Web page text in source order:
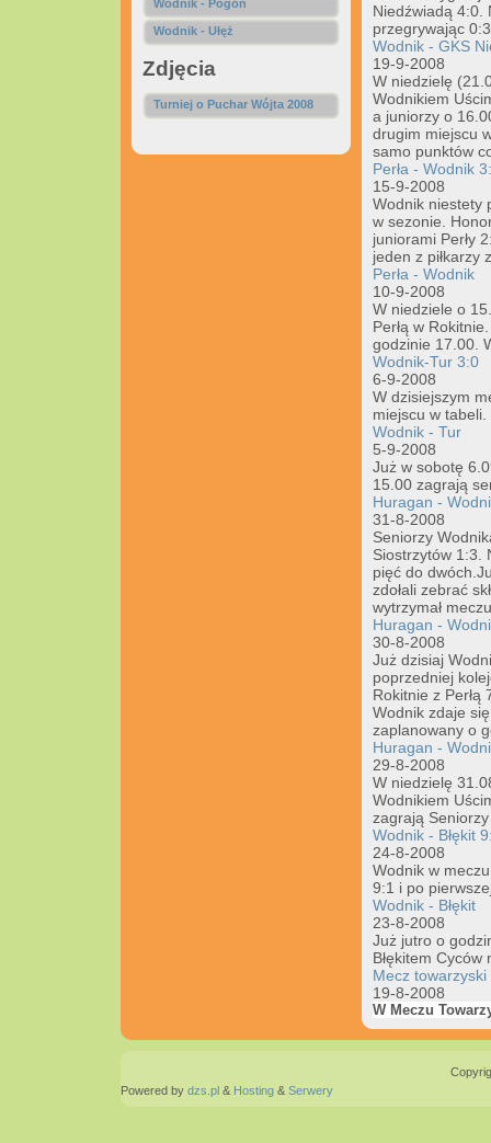
Wodnik - Pogoń
Wodnik - Ułęż
Zdjęcia
Turniej o Puchar Wójta 2008
Niedźwiadą 4:0.
przegrywając 0:3
Wodnik - GKS
19-9-2008
W niedzielę
Wodnikiem
a juniorzy o
drugim miejscu
samo punktów
Perła - Wodnik
15-9-2008
Wodnik niestety
w sezonie.
juniorami Perły
jeden z piłkarzy
Perła - Wodnik
10-9-2008
W niedziele o
Perłą w
godzinie 17.00.
Wodnik-Tur 3:0
6-9-2008
W dzisiejszym
miejscu w
Wodnik - Tur
5-9-2008
Już w sobotę
15.00 zagrają
Huragan -
31-8-2008
Seniorzy
Siostrzytów 1:3.
pięć do
zdołali zebrać
wytrzymał
Huragan -
30-8-2008
Już dzisiaj
poprzedniej
Rokitnie z
Wodnik zdaje
zaplanowany o
Huragan -
29-8-2008
W niedzielę
Wodnikiem
zagrają
Wodnik - Błękit
24-8-2008
Wodnik w
9:1 i po
Wodnik - Błękit
23-8-2008
Już jutro o
Błękitem
Mecz towarzyski
19-8-2008
W Meczu
Powered by dzs.pl & Hosting & Serwery